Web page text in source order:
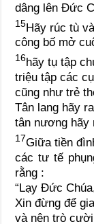
dâng lên Đức
15Hãy rúc tù
công bố mở
16hãy tụ tập
triệu tập các
cũng như trẻ
Tân lang hãy
tân nương hãy
17Giữa tiền
các tư tế
rằng :
“Lạy Đức
Xin đừng để
và nên trò